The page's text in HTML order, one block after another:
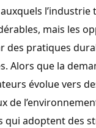
mais les
des pratiques
Alors que la
évolue vers
de
qui adoptent des